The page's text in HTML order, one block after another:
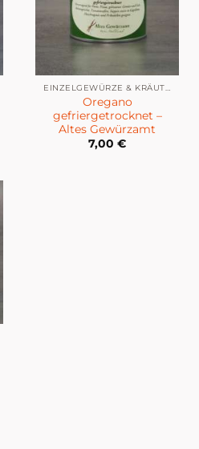
EINZELGEWÜRZE & KRÄUTER
Oregano
gefriergetrocknet –
Altes Gewürzamt
7,00 €